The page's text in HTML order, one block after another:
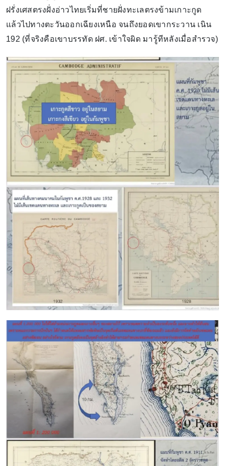
ฝรั่งเศสตรงฝั่งอ่าวไทยเริ่มที่ชายฝั่งทะเลตรงข้ามเกาะกูด
แล้วไปทางตะวันออกเฉียงเหนือ จนถึงยอดเขากระวาน เนิน
192 (ที่จริงคือเขาบรรทัด ฝศ. เข้าใจผิด มารู้ทีหลังเมื่อสำรวจ)